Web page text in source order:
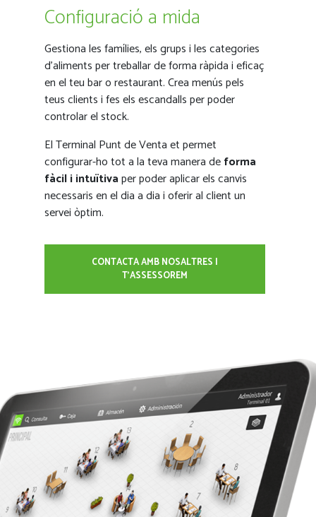
Configuració a mida
Gestiona les famílies, els grups i les categories
d’aliments per treballar de forma ràpida i eficaç
en el teu bar o restaurant. Crea menús pels
teus clients i fes els escandalls per poder
controlar el stock.
El Terminal Punt de Venta et permet
configurar-ho tot a la teva manera deforma
fàcil i intuïtivaper poder aplicar els canvis
necessaris en el dia a dia i oferir al client un
servei òptim.
CONTACTA AMB NOSALTRES I
T'ASSESSOREM